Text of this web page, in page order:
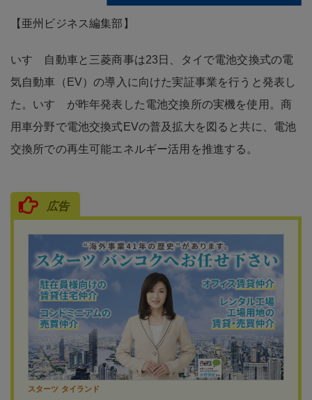
【亜州ビジネス編集部】
いすゞ自動車と三菱商事は23日、タイで電池交換式の電
気自動車（EV）の導入に向けた実証事業を行うと発表し
た。いすゞが昨年発表した電池交換所の実機を使用。商
用車分野で電池交換式EVの普及拡大を図ると共に、電池
交換所での再生可能エネルギー活用を推進する。
広告
スターツ タイランド